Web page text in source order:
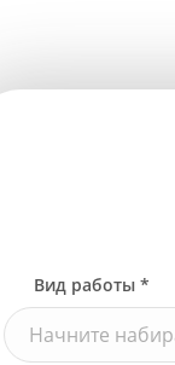
Вид работы *
Начните